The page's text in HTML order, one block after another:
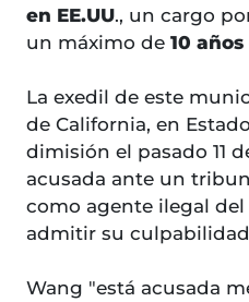
en EE.UU., un cargo
un máximo de 10
La exedil de este
de California, en
dimisión el pasado 11
acusada ante un
como agente ilegal
admitir su
Wang "está acusada